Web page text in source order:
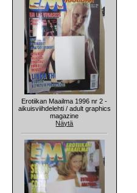
Erotiikan Maailma 1996 nr 2 -
aikuisviihdelehti / adult graphics
magazine
Näytä